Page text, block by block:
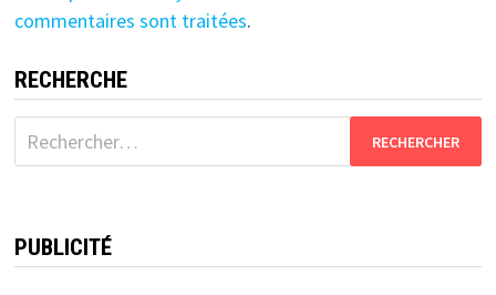
commentaires sont traitées.
RECHERCHE
Rechercher :
PUBLICITÉ